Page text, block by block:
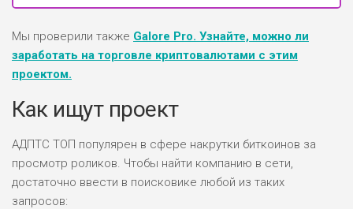
Мы проверили также Galore Pro. Узнайте, можно ли
заработать на торговле криптовалютами с этим
проектом.
Как ищут проект
АДПТС ТОП популярен в сфере накрутки биткоинов за
просмотр роликов. Чтобы найти компанию в сети,
достаточно ввести в поисковике любой из таких
запросов: